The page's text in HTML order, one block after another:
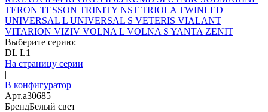
TERON TESSON TRINITY NST TRIOLA TWINLED
UNIVERSAL L UNIVERSAL S VETERIS VIALANT
VITARION VIZIV VOLNA L VOLNA S YANTA ZENIT
Выберите серию:
DL L1
На страницу серии
|
В конфигуратор
Арт.a30685
БрендБелый свет